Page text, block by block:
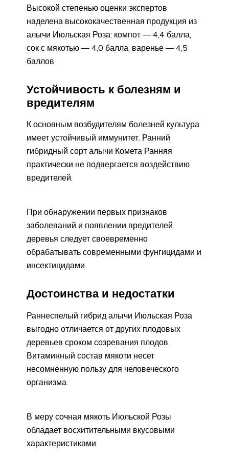
Высокой степенью оценки экспертов
наделена высококачественная продукция из
алычи Июльская Роза: компот — 4,4 балла,
сок с мякотью — 4,0 балла, варенье — 4,5
баллов
Устойчивость к болезням и
вредителям
К основным возбудителям болезней культура
имеет устойчивый иммунитет. Ранний
гибридный сорт алычи Комета Ранняя
практически не подвергается воздействию
вредителей.
При обнаружении первых признаков
заболеваний и появлении вредителей
деревья следует своевременно
обрабатывать современными фунгицидами и
инсектицидами
Достоинства и недостатки
Раннеспелый гибрид алычи Июльская Роза
выгодно отличается от других плодовых
деревьев сроком созревания плодов.
Витаминный состав мякоти несет
несомненную пользу для человеческого
организма.
В меру сочная мякоть Июльской Розы
обладает восхитительными вкусовыми
характеристиками